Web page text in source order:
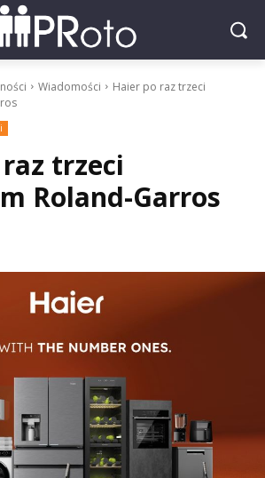
Wiadomości
Haier po raz trzeci
trzeci
Roland-Garros